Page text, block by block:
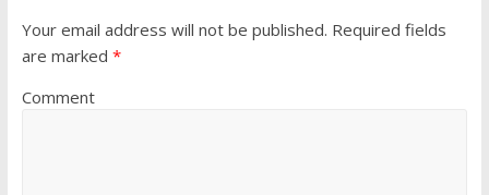
Your email address will not be published. Required fields
are marked *
Comment